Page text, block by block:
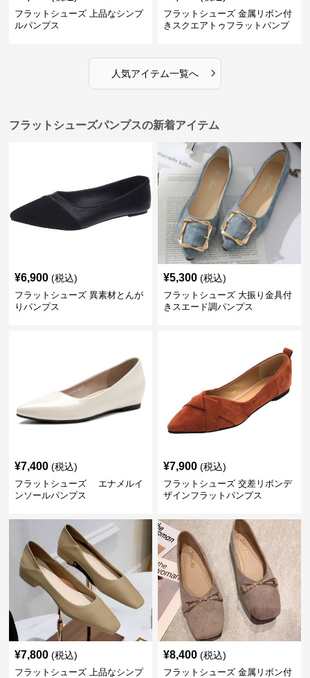
フラットシューズ 上品なシンプ
ルパンプス
フラットシューズ 金属リボン付
きスクエアトゥフラットパンプ
人気アイテム一覧へ ›
フラットシューズパンプスの新着アイテム
¥6,900 (税込)
フラットシューズ 異素材とんが
りパンプス
¥5,300 (税込)
フラットシューズ 大振り金具付
きスエード調パンプス
¥7,400 (税込)
フラットシューズ エナメルイ
ンソールパンプス
¥7,900 (税込)
フラットシューズ 交差リボンデ
ザインフラットパンプス
¥7,800 (税込)
フラットシューズ 上品なシンプ
¥8,400 (税込)
フラットシューズ 金属リボン付